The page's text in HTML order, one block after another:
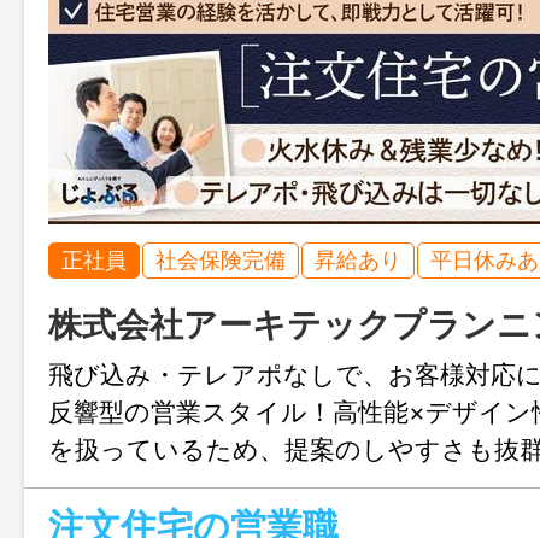
正社員 社会保険完備 昇給あり 平日休み
株式会社アーキテックプラン
飛び込み・テレアポなしで、お客様対応
反響型の営業スタイル！高性能×デザイ
を扱っているため、提案のしやすさも抜
活躍中で、これまでの経験をしっかり評
（火・水）＋長期休暇あり、残業は月10
注文住宅の営業職